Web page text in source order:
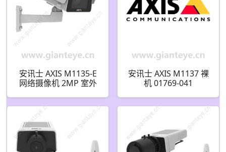
安讯士 AXIS M1135-E
网络摄像机 2MP 室外
安讯士 AXIS M1137 裸
机 01769-041